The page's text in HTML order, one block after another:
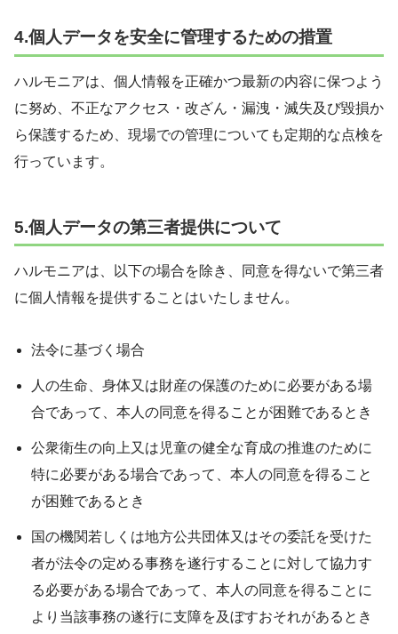
4.個人データを安全に管理するための措置
ハルモニアは、個人情報を正確かつ最新の内容に保つよう
に努め、不正なアクセス・改ざん・漏洩・滅失及び毀損か
ら保護するため、現場での管理についても定期的な点検を
行っています。
5.個人データの第三者提供について
ハルモニアは、以下の場合を除き、同意を得ないで第三者
に個人情報を提供することはいたしません。
法令に基づく場合
人の生命、身体又は財産の保護のために必要がある場
合であって、本人の同意を得ることが困難であるとき
公衆衛生の向上又は児童の健全な育成の推進のために
特に必要がある場合であって、本人の同意を得ること
が困難であるとき
国の機関若しくは地方公共団体又はその委託を受けた
者が法令の定める事務を遂行することに対して協力す
る必要がある場合であって、本人の同意を得ることに
より当該事務の遂行に支障を及ぼすおそれがあるとき